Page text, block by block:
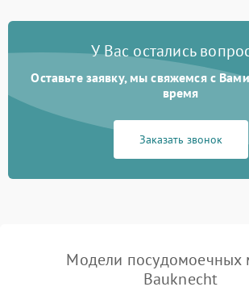
Проблемы с набором
Не работает сушилка 2100 ₽
Сбои в работе таймера 1700 ₽
У Вас остались
Оставьте заявку, мы свяжемся с
время
Заказать звонок
Модели посудомоечных
Bauknecht